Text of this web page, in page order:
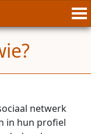
netwerk
in hun profiel